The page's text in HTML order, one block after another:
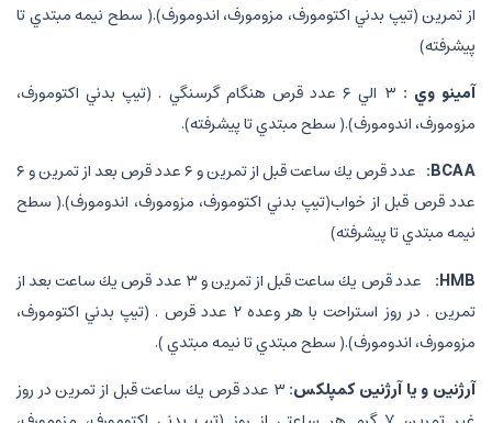
از تمرين (تيپ بدني اكتومورف، مزومورف، اندومورف).( سطح نيمه مبتدي تا
پيشرفته)
آمينو وي :
۳ الي ۶ عدد قرص هنگام گرسنگي . (تيپ بدني اكتومورف،
مزومورف، اندومورف).( سطح مبتدي تا پيشرفته).
BCAA
:
عدد قرص يك ساعت قبل از تمرين و ۶ عدد قرص بعد از تمرين و ۶
عدد قرص قبل از خواب(تيپ بدني اكتومورف، مزومورف، اندومورف).( سطح
نيمه مبتدي تا پيشرفته)
HMB
:
عدد قرص يك ساعت قبل از تمرين و ۳ عدد قرص يك ساعت بعد از
تمرين . در روز استراحت با هر وعده ۲ عدد قرص . (تيپ بدني اكتومورف،
مزومورف، اندومورف).( سطح مبتدي تا نيمه مبتدي ).
آرژنين و يا آرژنين كمپلكس:
۳ عدد قرص يك ساعت قبل از تمرين در روز